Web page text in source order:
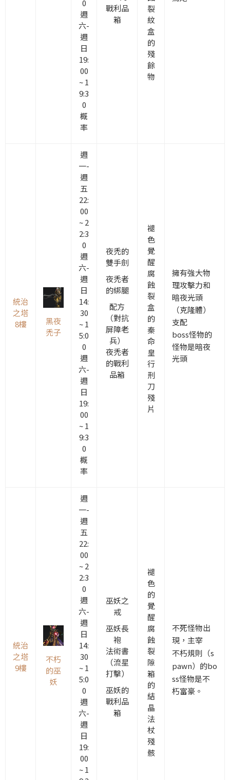
0
週
六-
週
日
19:
00
~ 1
9:3
0
概
率
戰利品
箱
裂
紋
盒
的
殘
餘
物
統治
之塔
8樓
黑夜
禿子
週
一-
週
五
22:
00
~ 2
2:3
0
週
六-
週
日
14:
30
~ 1
5:0
0
週
六-
週
日
19:
00
~ 1
9:3
0
概
率
夜禿的
雙手劍
夜禿者
的綁腿
配方
（對抗
屏障老
兵）
夜禿者
的戰利
品箱
褪
色
覺
醒
腐
蝕
裂
盒
的
秦
命
皇
行
刑
刀
殘
片
擁有強大物
理攻擊力和
暗夜光頭
（克隆體）
支配
boss怪物的
怪物是暗夜
光頭
統治
之塔
9樓
不朽
的巫
妖
週
一-
週
五
22:
00
~ 2
2:3
0
週
六-
週
日
14:
30
~ 1
5:0
0
週
六-
週
日
19:
00
~ 1
巫妖之
戒
巫妖長
袍
法術書
（流星
打擊）
巫妖的
戰利品
箱
褪
色
的
覺
醒
腐
蝕
裂
隙
箱
的
結
晶
法
杖
殘
骸
不死怪物出
現，主宰
不朽規則（s
pawn） 的bo
ss怪物是不
朽富豪。